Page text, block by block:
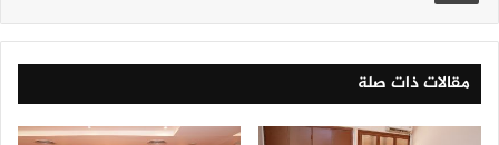
مقالات ذات صلة